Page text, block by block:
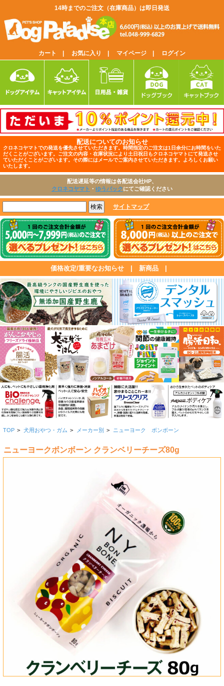
14時までのご注文（在庫商品）は即日発送
カート | お気に入り | マイページ | ログイン
配送についてのお知らせ
クロネコヤマトでの発送を優先させていただきます。時間指定のご注文は1日余分にお時間をいた
だくことがございます。ご注文の内容・在庫状況により土日祝日もクロネコヤマトにて発送させ
ていただくことがございます。その際にはメールでご案内させていただきます。よろしくお願い
いたします。
配送遅延等の情報は各配送会社HP、
クロネコヤマト ・ ゆうパックにてご確認ください
サイトマップ
価格改定/重要なお知らせ 新商品
TOP > 犬用おやつ・ガム > メーカー別 > ニューヨーク ボンボーン
ニューヨークボンボーン クランベリーチーズ80g